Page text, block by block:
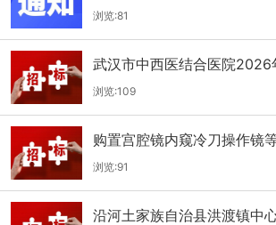
通知
浏览:81
武汉市中西医结合医院2026
目四公开招标公告
浏览:109
购置宫腔镜内窥冷刀操作镜
（双盲+远程异地+分散）
浏览:91
沿河土家族自治县洪渡镇中